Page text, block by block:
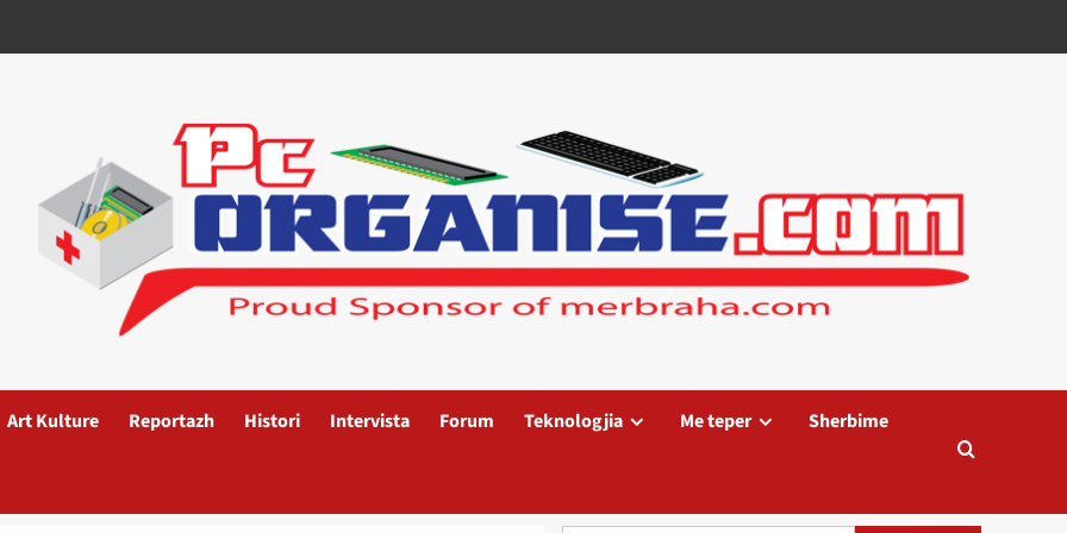
Art Kulture Reportazh Histori Intervista Forum Teknologjia Me teper Sherbime